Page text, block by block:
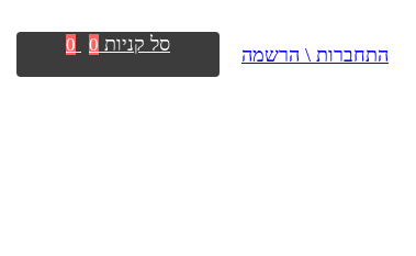
התחברות \ הרשמה סל קניות 0
0